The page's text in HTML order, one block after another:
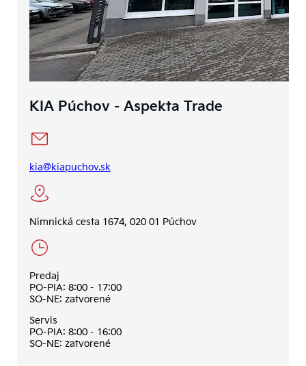
KIA Púchov - Aspekta Trade
kia@kiapuchov.sk
Nimnická cesta 1674, 020 01 Púchov
Predaj
PO-PIA: 8:00 - 17:00
SO-NE: zatvorené
Servis
PO-PIA: 8:00 - 16:00
SO-NE: zatvorené